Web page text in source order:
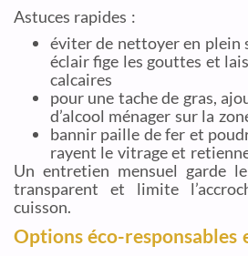
Astuces rapides :
éviter de nettoyer en plein
éclair fige les gouttes et
calcaires
pour une tache de gras,
d’alcool ménager sur la
bannir paille de fer et
rayent le vitrage et
Un entretien mensuel garde
transparent et limite
cuisson.
Options éco-